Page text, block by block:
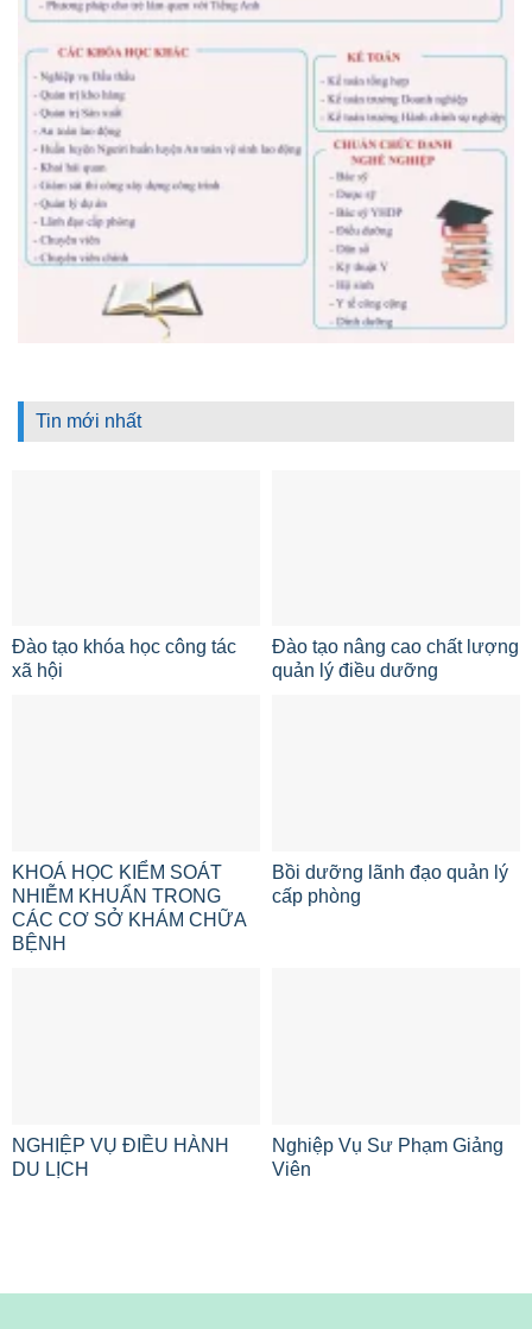
Tin mới nhất
Đào tạo khóa học công tác
xã hội
Đào tạo nâng cao chất lượng
quản lý điều dưỡng
KHOÁ HỌC KIỂM SOÁT
NHIỄM KHUẨN TRONG
CÁC CƠ SỞ KHÁM CHỮA
BỆNH
Bồi dưỡng lãnh đạo quản lý
cấp phòng
NGHIỆP VỤ ĐIỀU HÀNH
DU LỊCH
Nghiệp Vụ Sư Phạm Giảng
Viên